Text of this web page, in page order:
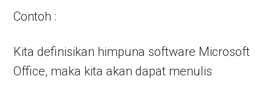
Contoh :
Kita definisikan himpuna software Microsoft
Office, maka kita akan dapat menulis